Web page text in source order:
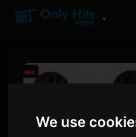
We use
▼